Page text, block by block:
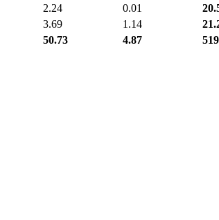
2.24 0.01
3.69 1.14
50.73 4.87